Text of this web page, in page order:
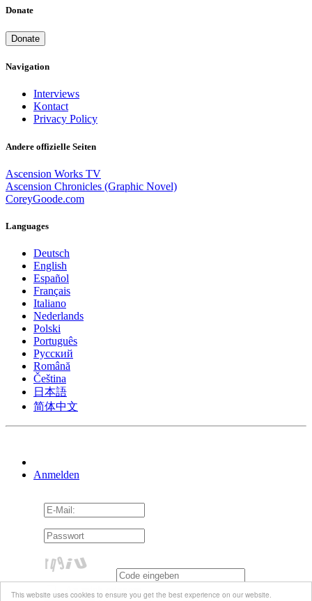
This website uses cookies to ensure you get the best experience on our website.
Donate
Donate
Navigation
Interviews
Kontact
Privacy Policy
Andere offizielle Seiten
Ascension Works TV
Ascension Chronicles (Graphic Novel)
CoreyGoode.com
Languages
Deutsch
English
Español
Français
Italiano
Nederlands
Polski
Português
Pусский
Română
Čeština
日本語
简体中文
Anmelden
An mich erinnern